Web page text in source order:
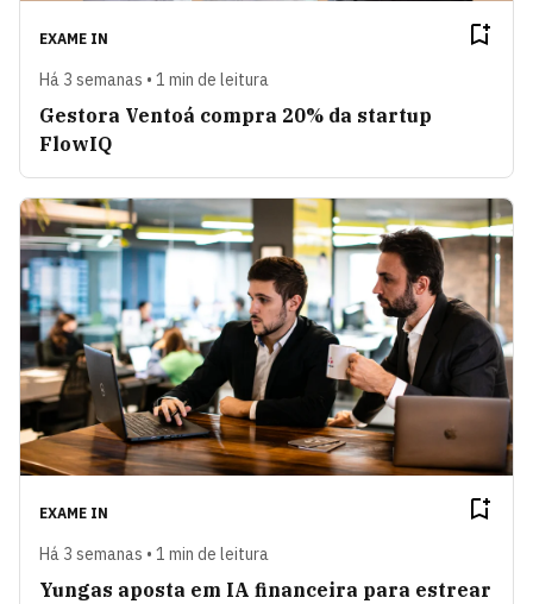
EXAME IN
Há 3 semanas • 1 min de leitura
Gestora Ventoá compra 20% da startup
FlowIQ
EXAME IN
Há 3 semanas • 1 min de leitura
Yungas aposta em IA financeira para estrear